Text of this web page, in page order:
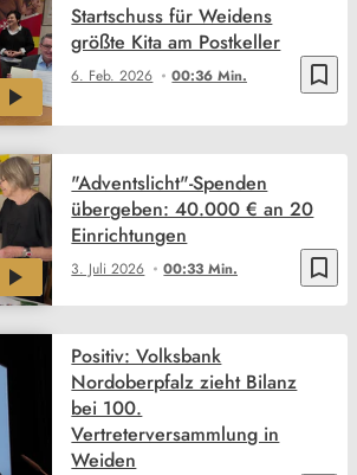
bookmark_border
6. Feb. 2026 00:36 Min.
Startschuss für Weidens
größte Kita am Postkeller
bookmark_border
3. Juli 2026 00:33 Min.
"Adventslicht"-Spenden
übergeben: 40.000 € an 20
Einrichtungen
Positiv: Volksbank
Nordoberpfalz zieht Bilanz
bei 100.
Vertreterversammlung in
Weiden